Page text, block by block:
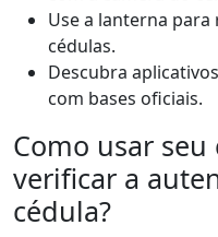
Use a lanterna para
cédulas.
Descubra
com bases oficiais.
Como usar
verificar a
cédula?